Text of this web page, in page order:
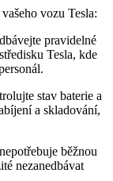
vozu Tesla:
pravidelné
Tesla, kde
stav baterie a
a skladování,
běžnou
nezanedbávat